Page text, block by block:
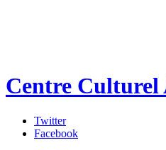
Centre Culturel
Twitter
Facebook